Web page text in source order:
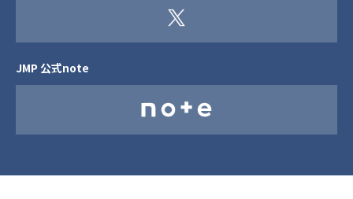
JMP 公式note